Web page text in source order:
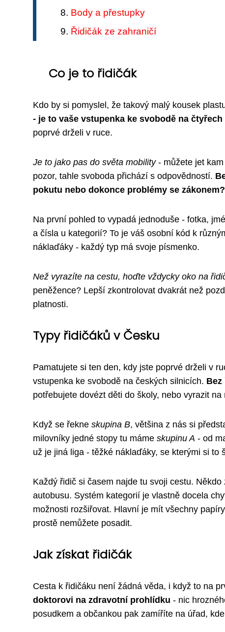
Body a přestupky
Řidičák ze zahraničí
Co je to řidičák
Kdo by si pomyslel, že takový malý kousek
- je to vaše vstupenka ke svobodě na čtyřech
poprvé drželi v ruce.
Je to jako pas do světa mobility- můžete jet kam
pozor, tahle svoboda přichází s odpovědností.
pokutu nebo dokonce problémy se zákonem?
Na první pohled to vypadá jednoduše - fotka,
a čísla u kategorií? To je váš osobní kód k
náklaďáky - každý typ má svoje písmenko.
Než vyrazíte na cestu, hoďte vždycky oko na
peněžence? Lepší zkontrolovat dvakrát než
platnosti.
Typy řidičáků v Česku
Pamatujete si ten den, kdy jste poprvé drželi v
vstupenka ke svobodě na českých silnicích. Bez
potřebujete dovézt děti do školy, nebo vyrazit
Když se řekne skupina B, většina z nás si
milovníky jedné stopy tu máme skupinu A - od
už je jiná liga - těžké náklaďáky, se kterými si to
Každý řidič si časem najde tu svoji cestu.
autobusu. Systém kategorií je vlastně docela
možnosti rozšiřovat. Hlavní je mít všechny
prostě nemůžete posadit.
Jak získat řidičák
Cesta k řidičáku není žádná věda, i když to na
doktorovi na zdravotní prohlídku - nic
posudkem a občankou pak zamíříte na úřad,